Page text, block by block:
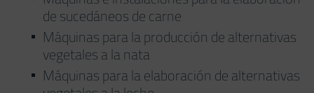
de sucedáneos de carne
Máquinas para la producción de alternativas
vegetales a la nata
Máquinas para la elaboración de alternativas